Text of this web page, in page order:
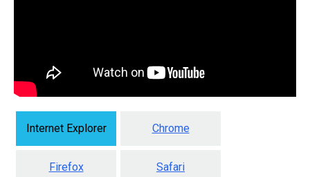
Internet Explorer Chrome
Firefox Safari